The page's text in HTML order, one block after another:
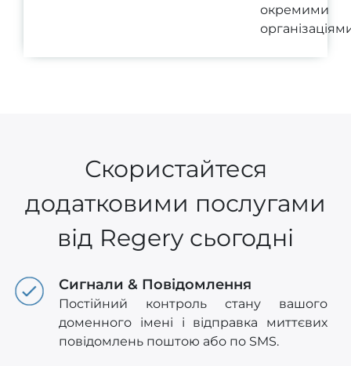
окремими
Скористайтеся
додатковими послугами
від Regery сьогодні
Сигнали & Повідомлення
Постійний контроль стану вашого
доменного імені і відправка миттєвих
повідомлень поштою або по SMS.